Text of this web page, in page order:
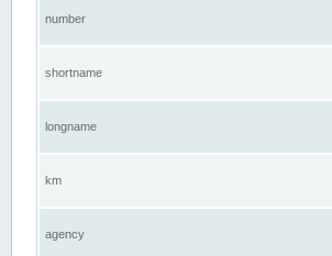
number
shortname
longname
km
agency